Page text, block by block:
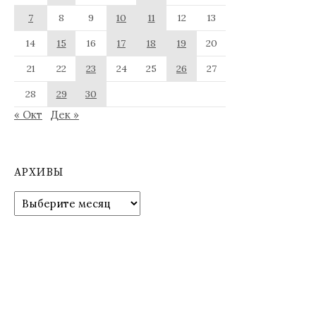
7
8 9 10 11 12
13
14
15 16 17 18 19
20
21
22 23 24 25 26
27
28
29 30
« Окт Дек »
АРХИВЫ
Архивы